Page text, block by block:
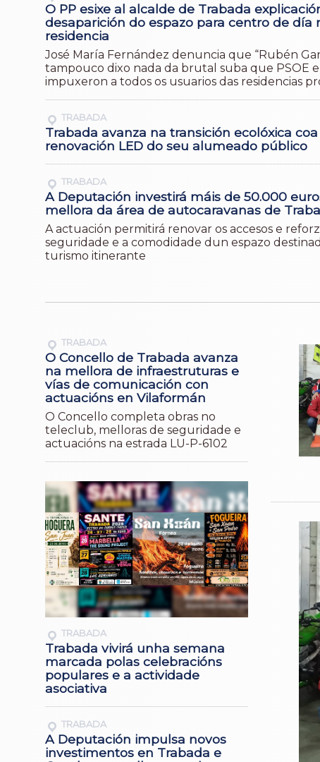
O PP esixe al alcalde de Trabada
desaparición do espazo para centro de día
residencia
José María Fernández denuncia que “Rubén
tampouco dixo nada da brutal suba que PSOE e
impuxeron a todos os usuarios das residencias
TRABADA
Trabada avanza na transición ecolóxica coa
renovación LED do seu alumeado público
TRABADA
A Deputación investirá máis de 50.000
mellora da área de autocaravanas de
A actuación permitirá renovar os accesos e
seguridade e a comodidade dun espazo
turismo itinerante
TRABADA
O Concello de Trabada avanza
na mellora de infraestruturas e
vías de comunicación con
actuacións en Vilaformán
O Concello completa obras no
teleclub, melloras de seguridade e
actuacións na estrada LU-P-6102
TRABADA
Trabada vivirá unha semana
marcada polas celebracións
populares e a actividade
asociativa
TRABADA
A Deputación impulsa novos
investimentos en Trabada e